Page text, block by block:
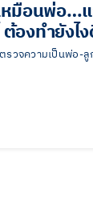
มือนพ่อ…แ
องทำยังไ
ตรวจความเป็นพ่อ-ลู